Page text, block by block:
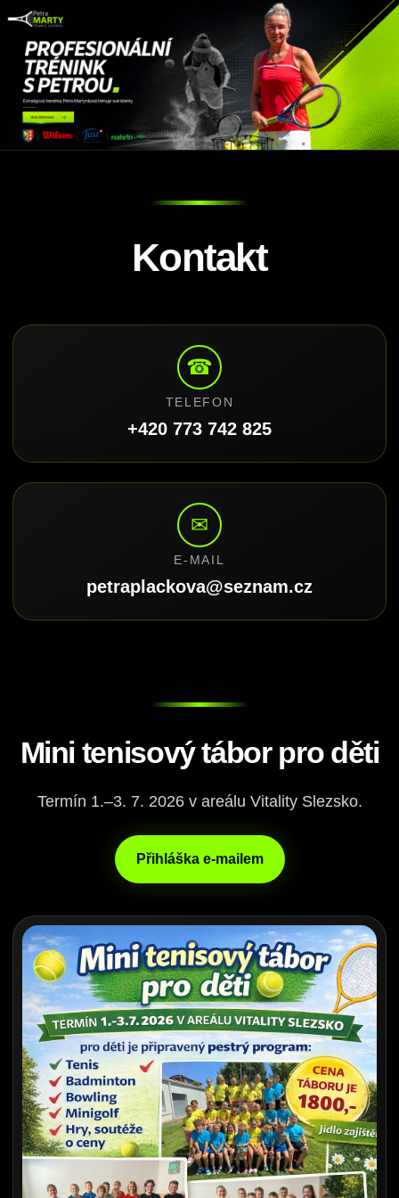
Kontakt
☎
TELEFON
+420 773 742 825
✉
E-MAIL
petraplackova@seznam.cz
Mini tenisový tábor pro děti
Termín 1.–3. 7. 2026 v areálu Vitality Slezsko.
Přihláška e-mailem